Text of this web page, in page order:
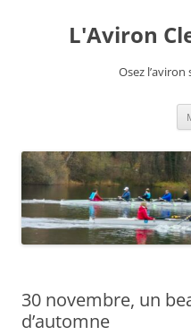
L'Aviron
Osez l’aviron
30 novembre, un
d’automne